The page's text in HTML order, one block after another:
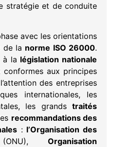
stratégie et de conduite
avec les orientations
de la norme ISO 26000.
à la législation nationale
aux principes
des entreprises
internationales, les
les grands traités
recommandations des
: l’Organisation des
Organisation